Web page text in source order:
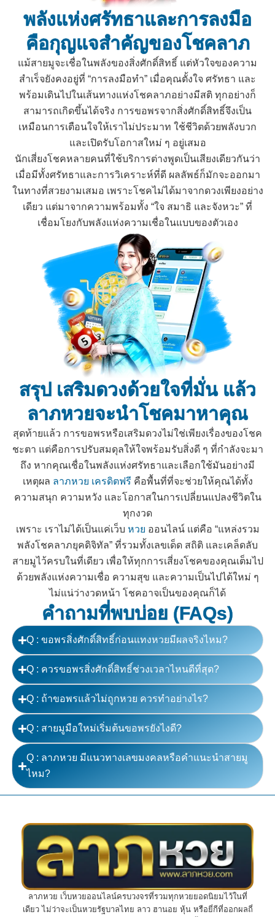
พลังแห่งศรัทธาและการลงมือ
คือกุญแจสำคัญของโชคลาภ
แม้สายมูจะเชื่อในพลังของสิ่งศักดิ์สิทธิ์ แต่หัวใจของความ
สำเร็จยังคงอยู่ที่ “การลงมือทำ” เมื่อคุณตั้งใจ ศรัทธา และ
พร้อมเดินไปในเส้นทางแห่งโชคลาภอย่างมีสติ ทุกอย่างก็
สามารถเกิดขึ้นได้จริง การขอพรจากสิ่งศักดิ์สิทธิ์จึงเป็น
เหมือนการเตือนใจให้เราไม่ประมาท ใช้ชีวิตด้วยพลังบวก
และเปิดรับโอกาสใหม่ ๆ อยู่เสมอ
นักเสี่ยงโชคหลายคนที่ใช้บริการต่างพูดเป็นเสียงเดียวกันว่า
เมื่อมีทั้งศรัทธาและการวิเคราะห์ที่ดี ผลลัพธ์ก็มักจะออกมา
ในทางที่สวยงามเสมอ เพราะโชคไม่ได้มาจากดวงเพียงอย่าง
เดียว แต่มาจากความพร้อมทั้ง “ใจ สมาธิ และจังหวะ” ที่
เชื่อมโยงกับพลังแห่งความเชื่อในแบบของตัวเอง
สรุป เสริมดวงด้วยใจที่มั่น แล้ว
ลาภหวยจะนำโชคมาหาคุณ
สุดท้ายแล้ว การขอพรหรือเสริมดวงไม่ใช่เพียงเรื่องของโชค
ชะตา แต่คือการปรับสมดุลให้ใจพร้อมรับสิ่งดี ๆ ที่กำลังจะมา
ถึง หากคุณเชื่อในพลังแห่งศรัทธาและเลือกใช้มันอย่างมี
เหตุผล ลาภหวย เครดิตฟรี คือพื้นที่ที่จะช่วยให้คุณได้ทั้ง
ความสนุก ความหวัง และโอกาสในการเปลี่ยนแปลงชีวิตใน
ทุกงวด
เพราะ เราไม่ได้เป็นแค่เว็บ หวย ออนไลน์ แต่คือ “แหล่งรวม
พลังโชคลาภยุคดิจิทัล” ที่รวมทั้งเลขเด็ด สถิติ และเคล็ดลับ
สายมูไว้ครบในที่เดียว เพื่อให้ทุกการเสี่ยงโชคของคุณเต็มไป
ด้วยพลังแห่งความเชื่อ ความสุข และความเป็นไปได้ใหม่ ๆ
ไม่แน่ว่างวดหน้า โชคอาจเป็นของคุณก็ได้
คำถามที่พบบ่อย (FAQs)
Q : ขอพรสิ่งศักดิ์สิทธิ์ก่อนแทงหวยมีผลจริงไหม?
Q : ควรขอพรสิ่งศักดิ์สิทธิ์ช่วงเวลาไหนดีที่สุด?
Q : ถ้าขอพรแล้วไม่ถูกหวย ควรทำอย่างไร?
Q : สายมูมือใหม่เริ่มต้นขอพรยังไงดี?
Q : ลาภหวย มีแนวทางเลขมงคลหรือคำแนะนำสายมู
ไหม?
ลาภหวย เว็บหวยออนไลน์ครบวงจรที่รวมทุกหวยยอดนิยมไว้ในที่
เดียว ไม่ว่าจะเป็นหวยรัฐบาลไทย ลาว ฮานอย หุ้น หรือยี่กีที่ออกผลถี่